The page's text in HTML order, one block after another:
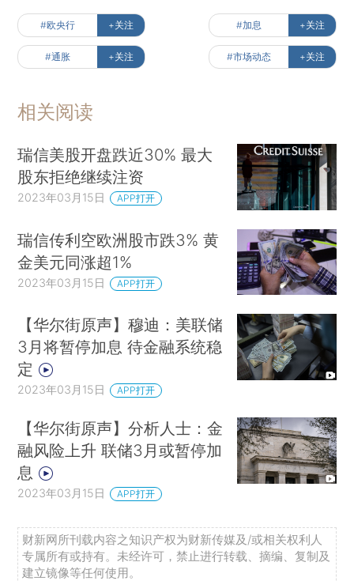
#欧央行 +关注 #加息 +关注
#通胀 +关注 #市场动态 +关注
相关阅读
瑞信美股开盘跌近30% 最大
股东拒绝继续注资
2023年03月15日 APP打开
瑞信传利空欧洲股市跌3% 黄
金美元同涨超1%
2023年03月15日 APP打开
【华尔街原声】穆迪：美联储
3月将暂停加息 待金融系统稳
定
2023年03月15日 APP打开
【华尔街原声】分析人士：金
融风险上升 联储3月或暂停加
息
2023年03月15日 APP打开
财新网所刊载内容之知识产权为财新传媒及/或相关权利人
专属所有或持有。未经许可，禁止进行转载、摘编、复制及
建立镜像等任何使用。